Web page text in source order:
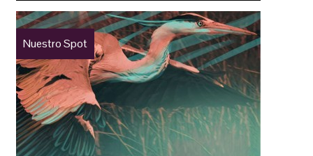
Nuestro Spot